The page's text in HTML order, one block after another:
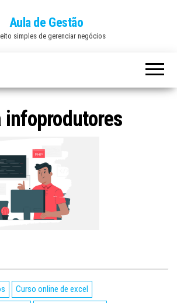
Aula de Gestão
simples de gerenciar negócios
infoprodutores
Curso online de excel